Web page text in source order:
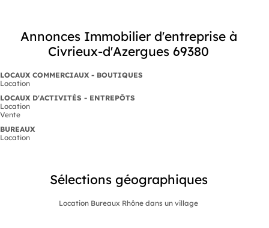
Annonces Immobilier d'entreprise à
Civrieux-d'Azergues 69380
LOCAUX COMMERCIAUX - BOUTIQUES
Location
LOCAUX D'ACTIVITÉS - ENTREPÔTS
Location
Vente
BUREAUX
Location
Sélections géographiques
Location Bureaux Rhône dans un village